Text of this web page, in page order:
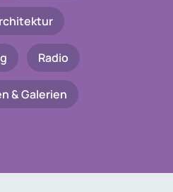
Radio
& Galerien